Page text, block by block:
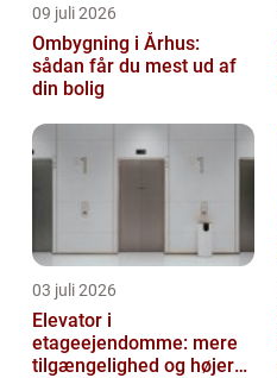
09 juli 2026
Ombygning i Århus:
sådan får du mest ud af
din bolig
03 juli 2026
Elevator i
etageejendomme: mere
tilgængelighed og højere